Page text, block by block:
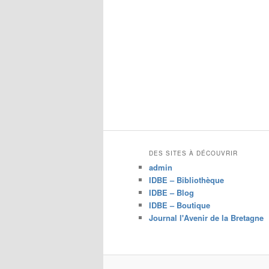
DES SITES À DÉCOUVRIR
admin
IDBE – Bibliothèque
IDBE – Blog
IDBE – Boutique
Journal l'Avenir de la Bretagne